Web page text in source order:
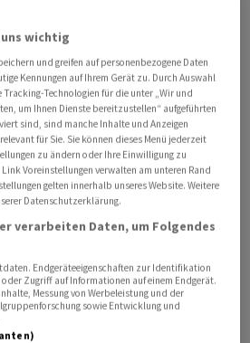
Staatssekretärin für
Sonntag in die USA, wie
berichtet. Zweck der Reise ist ein
in dem sich die Schweiz mit
konfrontiert sieht.
wahrscheinlich, dass allein schon
Reise eine Wende in der
wichtig
und greifen auf personenbezogene Daten
Kennungen auf Ihrem Gerät zu. Durch Auswahl
Technologien für die unter „Wir und
um Ihnen Dienste bereitzustellen“ aufgeführten
sind, sind manche Inhalte und Anzeigen
für Sie. Sie können dieses Menü jederzeit
zu ändern oder Ihre Einwilligung zu
Voreinstellungen verwalten am unteren Rand
gelten innerhalb unseres Website. Weitere
Datenschutzerklärung.
verarbeiten Daten, um Folgendes
Endgeräteeigenschaften zur Identifikation
Zugriff auf Informationen auf einem Endgerät.
Messung von Werbeleistung und der
sowie Entwicklung und